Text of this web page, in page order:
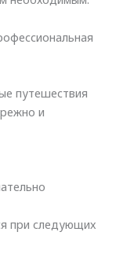
путешествия
и
при следующих